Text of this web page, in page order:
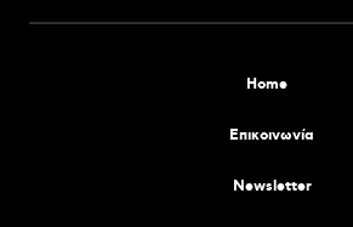
Home
Επικοινωνία
Newsletter